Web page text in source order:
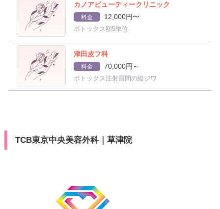
カノアビューティークリニック
料金 12,000円〜
ボトックス額5単位
津田皮フ科
料金 70,000円～
ボトックス注射眉間の縦ジワ
TCB東京中央美容外科｜草津院